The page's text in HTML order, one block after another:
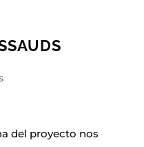
del proyecto nos